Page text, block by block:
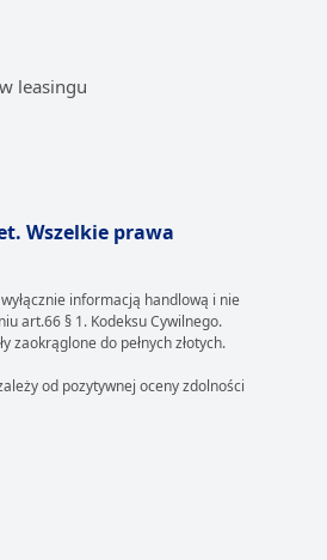
leasingu
Wszelkie prawa
informacją handlową i nie
art.66 § 1. Kodeksu Cywilnego.
zaokrąglone do pełnych złotych.
od pozytywnej oceny zdolności